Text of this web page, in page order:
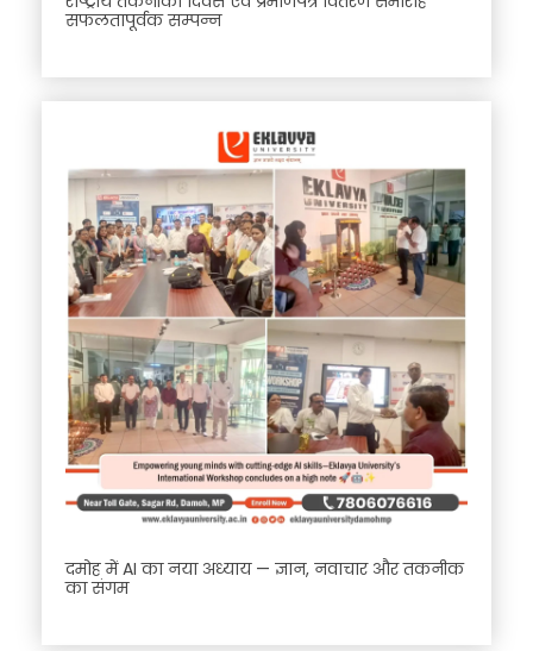
सफलतापूर्वक सम्पन्न
दमोह में AI का नया अध्याय — ज्ञान, नवाचार और तकनीक
का संगम